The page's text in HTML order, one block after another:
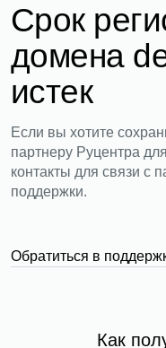
Срок
домена
истек
Если вы хотите
партнеру Руцентра
контакты для связи с
поддержки.
Обратиться в
Как